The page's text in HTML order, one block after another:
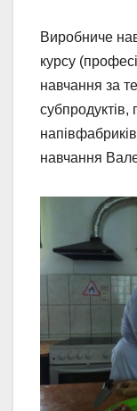
Виробниче
курсу
навчання за
субпродуктів,
навчання